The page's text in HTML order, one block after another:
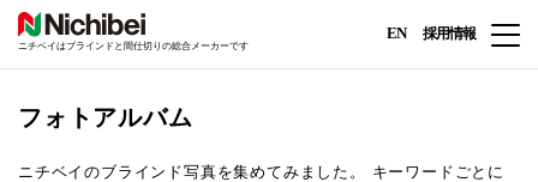
ニチベイはブラインドと間仕切りの総合メーカーです
EN 採用情報
フォトアルバム
ニチベイのブラインド写真を集めてみました。
キーワードごとに